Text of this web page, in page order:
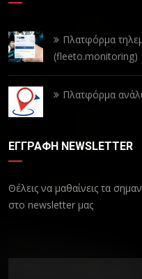
Πλατφόρμα
(fleeto.monitoring)
Πλατφόρμα
ΕΓΓΡΑΦΗ NEWSLETTER
Θέλεις να μαθαίνεις τα
στο newsletter μας